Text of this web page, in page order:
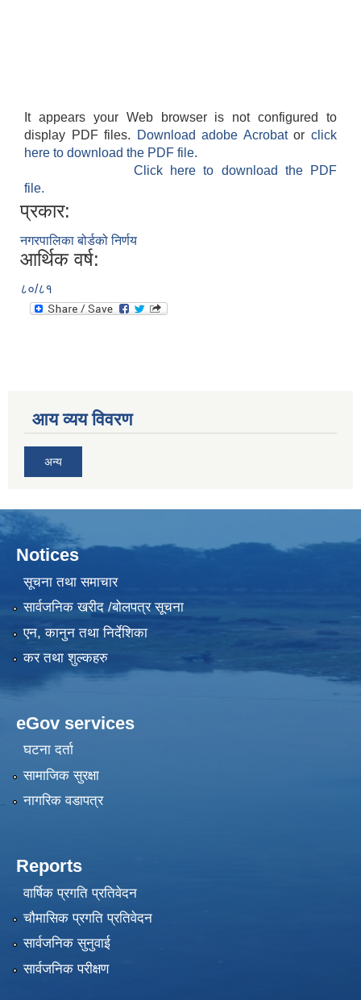
It appears your Web browser is not configured to
display PDF files.
Download adobe Acrobatorclick
here to download the PDF file.
Click here to download the PDF
file.
प्रकार:
नगरपालिका बोर्डको निर्णय
आर्थिक वर्ष:
८०/८१
आय व्यय विवरण
अन्य
Notices
सूचना तथा समाचार
सार्वजनिक खरीद /बोलपत्र सूचना
एन, कानुन तथा निर्देशिका
कर तथा शुल्कहरु
eGov services
घटना दर्ता
सामाजिक सुरक्षा
नागरिक वडापत्र
Reports
वार्षिक प्रगति प्रतिवेदन
चौमासिक प्रगति प्रतिवेदन
सार्वजनिक सुनुवाई
सार्वजनिक परीक्षण